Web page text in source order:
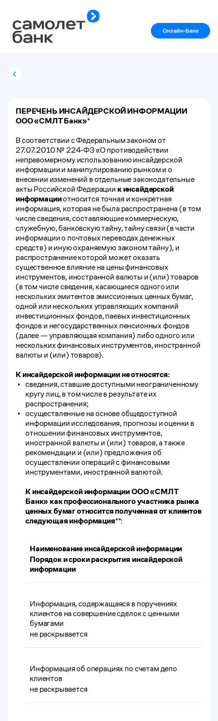
Онлайн-Банк
ПЕРЕЧЕНЬ ИНСАЙДЕРСКОЙ ИНФОРМАЦИИ
ООО «СМЛТ Банк»*
В соответствии с Федеральным законом от
27.07.2010 № 224-ФЗ «О противодействии
неправомерному использованию инсайдерской
информации и манипулированию рынком и о
внесении изменений в отдельные законодательные
акты Российской Федерации к инсайдерской
информацииотносится точная и конкретная
информация, которая не была распространена (в том
числе сведения, составляющие коммерческую,
служебную, банковскую тайну, тайну связи (в части
информации о почтовых переводах денежных
средств) и иную охраняемую законом тайну), и
распространение которой может оказать
существенное влияние на цены финансовых
инструментов, иностранной валюты и (или) товаров
(в том числе сведения, касающиеся одного или
нескольких эмитентов эмиссионных ценных бумаг,
одной или нескольких управляющих компаний
инвестиционных фондов, паевых инвестиционных
фондов и негосударственных пенсионных фондов
(далее — управляющая компания) либо одного или
нескольких финансовых инструментов, иностранной
валюты и (или) товаров).
К инсайдерской информации не относятся:
сведения, ставшие доступными неограниченному
кругу лиц, в том числе в результате их
распространения;
осуществленные на основе общедоступной
информации исследования, прогнозы и оценки в
отношении финансовых инструментов,
иностранной валюты и (или) товаров, а также
рекомендации и (или) предложения об
осуществлении операций с финансовыми
инструментами, иностранной валютой.
К инсайдерской информации ООО «СМЛТ
Банк» как профессионального участника рынка
ценных бумаг относится полученная от клиентов
следующая информация**:
Наименование инсайдерской информации
Порядок и сроки раскрытия инсайдерской
информации
Информация, содержащаяся в поручениях
клиентов на совершение сделок с ценными
бумагами
не раскрывается
Информация об операциях по счетам депо
клиентов
не раскрывается